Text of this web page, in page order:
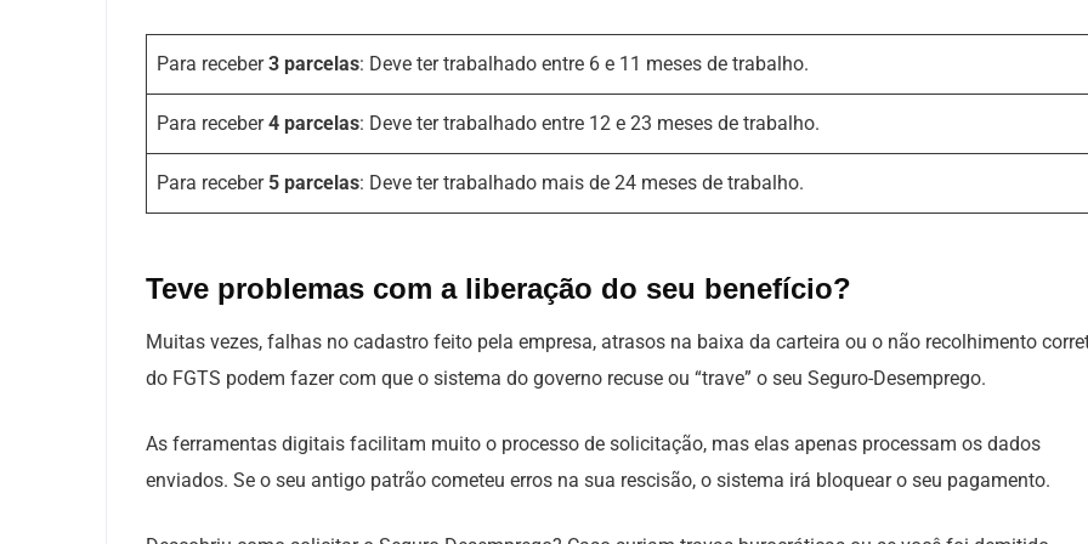
Para receber3 parcelas: Deve ter trabalhado entre 6 e 11 meses de trabalho.
Para receber4 parcelas: Deve ter trabalhado entre 12 e 23 meses de trabalho.
Para receber 5 parcelas: Deve ter trabalhado mais de 24 meses de trabalho.
Teve problemas com a liberação do seu benefício?
Muitas vezes, falhas no cadastro feito pela empresa, atrasos na baixa da carteira ou o não recolhimento
do FGTS podem fazer com que o sistema do governo recuse ou “trave” o seu Seguro-Desemprego.
As ferramentas digitais facilitam muito o processo de solicitação, mas elas apenas processam os dados
enviados. Se o seu antigo patrão cometeu erros na sua rescisão, o sistema irá bloquear o seu pagamento.